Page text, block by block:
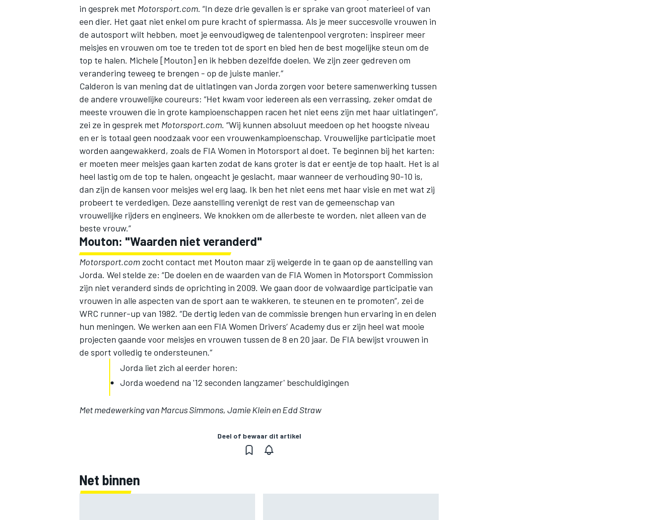
in gesprek met Motorsport.com. “In deze drie gevallen is er sprake van groot materieel of van
een dier. Het gaat niet enkel om pure kracht of spiermassa. Als je meer succesvolle vrouwen in
de autosport wilt hebben, moet je eenvoudigweg de talentenpool vergroten: inspireer meer
meisjes en vrouwen om toe te treden tot de sport en bied hen de best mogelijke steun om de
top te halen. Michele [Mouton] en ik hebben dezelfde doelen. We zijn zeer gedreven om
verandering teweeg te brengen - op de juiste manier.”
Calderon is van mening dat de uitlatingen van Jorda zorgen voor betere samenwerking tussen
de andere vrouwelijke coureurs: “Het kwam voor iedereen als een verrassing, zeker omdat de
meeste vrouwen die in grote kampioenschappen racen het niet eens zijn met haar uitlatingen”,
zei ze in gesprek met Motorsport.com. “Wij kunnen absoluut meedoen op het hoogste niveau
en er is totaal geen noodzaak voor een vrouwenkampioenschap. Vrouwelijke participatie moet
worden aangewakkerd, zoals de FIA Women in Motorsport al doet. Te beginnen bij het karten:
er moeten meer meisjes gaan karten zodat de kans groter is dat er eentje de top haalt. Het is al
heel lastig om de top te halen, ongeacht je geslacht, maar wanneer de verhouding 90-10 is,
dan zijn de kansen voor meisjes wel erg laag. Ik ben het niet eens met haar visie en met wat zij
probeert te verdedigen. Deze aanstelling verenigt de rest van de gemeenschap van
vrouwelijke rijders en engineers. We knokken om de allerbeste te worden, niet alleen van de
beste vrouw.”
Mouton: "Waarden niet veranderd"
Motorsport.com zocht contact met Mouton maar zij weigerde in te gaan op de aanstelling van
Jorda. Wel stelde ze: “De doelen en de waarden van de FIA Women in Motorsport Commission
zijn niet veranderd sinds de oprichting in 2009. We gaan door de volwaardige participatie van
vrouwen in alle aspecten van de sport aan te wakkeren, te steunen en te promoten”, zei de
WRC runner-up van 1982. “De dertig leden van de commissie brengen hun ervaring in en delen
hun meningen. We werken aan een FIA Women Drivers’ Academy dus er zijn heel wat mooie
projecten gaande voor meisjes en vrouwen tussen de 8 en 20 jaar. De FIA bewijst vrouwen in
de sport volledig te ondersteunen.”
Jorda liet zich al eerder horen:
Jorda woedend na '12 seconden langzamer' beschuldigingen
Met medewerking van Marcus Simmons, Jamie Klein en Edd Straw
Deel of bewaar dit artikel
Net binnen